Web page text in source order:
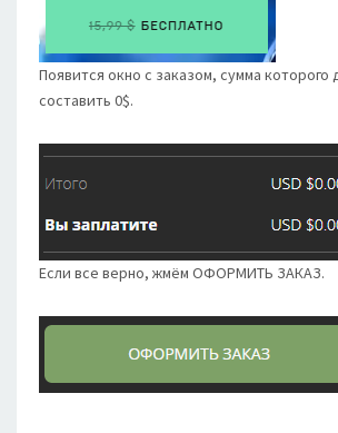
Появится окно с заказом, сумма которого
составить 0$.
Если все верно, жмём ОФОРМИТЬ ЗАКАЗ.